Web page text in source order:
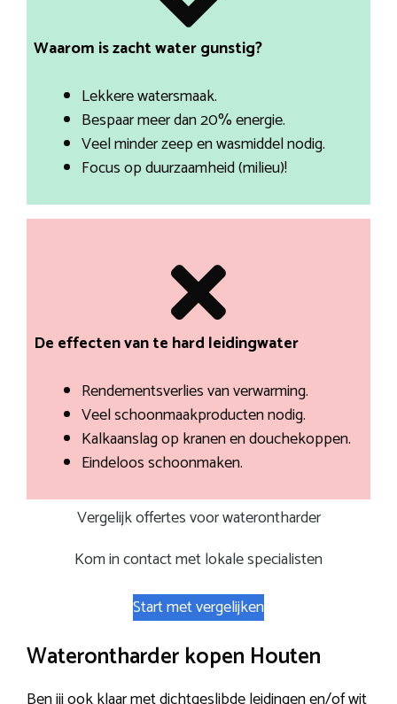
Waarom is zacht water gunstig?
Lekkere watersmaak.
Bespaar meer dan 20% energie.
Veel minder zeep en wasmiddel nodig.
Focus op duurzaamheid (milieu)!
De effecten van te hard leidingwater
Rendementsverlies van verwarming.
Veel schoonmaakproducten nodig.
Kalkaanslag op kranen en douchekoppen.
Eindeloos schoonmaken.
Vergelijk offertes voor waterontharder
Kom in contact met lokale specialisten
Start met vergelijken
Waterontharder kopen Houten